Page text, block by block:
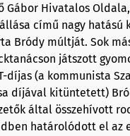
Gábor Hivatalos
című nagy hatású
Bródy múltját. Sok
játszott
díjas (a kommunista
díjával kitüntetett)
által összehívott
határolódott el az